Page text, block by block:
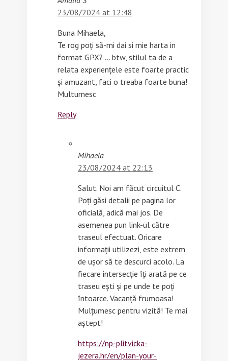
23/08/2024 at 12:48
Buna Mihaela,
Te rog poți să-mi dai si mie harta in
format GPX? … btw, stilul ta de a
relata experiențele este foarte practic
și amuzant, faci o treaba foarte buna!
Multumesc
Reply
Mihaela
23/08/2024 at 22:13
Salut. Noi am făcut circuitul C.
Poți găsi detalii pe pagina lor
oficială, adică mai jos. De
asemenea pun link-ul către
traseul efectuat. Oricare
informații utilizezi, este extrem
de ușor să te descurci acolo. La
fiecare intersecție îți arată pe ce
traseu ești și pe unde te poți
întoarce. Vacanță frumoasa!
Mulțumesc pentru vizită! Te mai
aștept!
https://np-plitvicka-
jezera.hr/en/plan-your-